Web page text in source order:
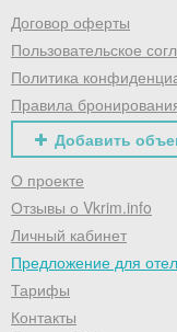
Договор оферты
Пользовательское
Политика
Правила
Добавить
О проекте
Отзывы о Vkrim.info
Личный кабинет
Предложение для
Тарифы
Контакты